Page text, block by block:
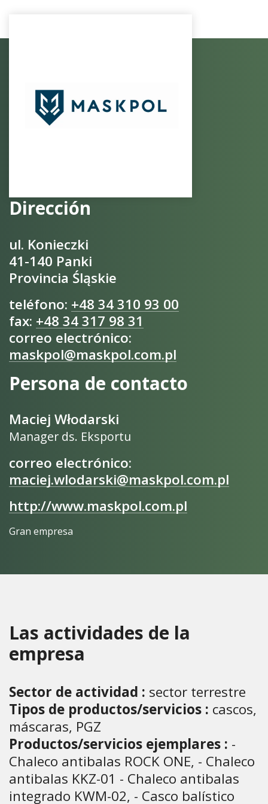
Dirección
ul. Konieczki
41-140 Panki
Provincia Śląskie
teléfono: +48 34 310 93 00
fax: +48 34 317 98 31
correo electrónico:
maskpol@maskpol.com.pl
Persona de contacto
Maciej Włodarski
Manager ds. Eksportu
correo electrónico:
maciej.wlodarski@maskpol.com.pl
http://www.maskpol.com.pl
Gran empresa
Las actividades de la
empresa
Sector de actividad : sector terrestre
Tipos de productos/servicios : cascos,
máscaras, PGZ
Productos/servicios ejemplares : -
Chaleco antibalas ROCK ONE, - Chaleco
antibalas KKZ-01 - Chaleco antibalas
integrado KWM-02, - Casco balístico